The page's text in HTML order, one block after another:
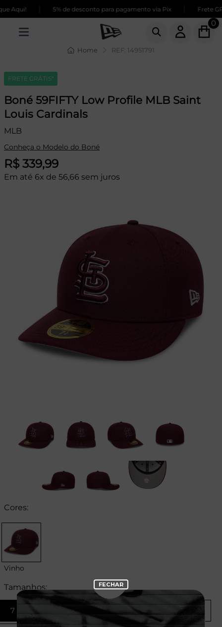
Aqui! 5% de desconto para pagamento via Pix Frete
0
Home REF: 14951791
FRETE GRÁTIS*
Boné 59FIFTY Low Profile MLB Saint
Louis Cardinals
MLB
Conheça o Modelo do Boné
R$ 339,99
Em até 6x de 56,66 sem juros
Cores:
Vinho
Tamanhos:
7 1/8 7 1/4 7 3/8 7 1/2